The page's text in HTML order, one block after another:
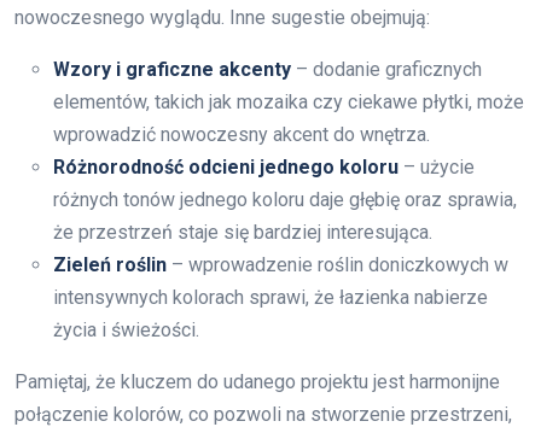
nowoczesnego wyglądu. Inne sugestie obejmują:
Wzory i graficzne akcenty – dodanie graficznych
elementów, takich jak mozaika czy ciekawe płytki, może
wprowadzić nowoczesny akcent do wnętrza.
Różnorodność odcieni jednego koloru – użycie
różnych tonów jednego koloru daje głębię oraz sprawia,
że przestrzeń staje się bardziej interesująca.
Zieleń roślin – wprowadzenie roślin doniczkowych w
intensywnych kolorach sprawi, że łazienka nabierze
życia i świeżości.
Pamiętaj, że kluczem do udanego projektu jest harmonijne
połączenie kolorów, co pozwoli na stworzenie przestrzeni,